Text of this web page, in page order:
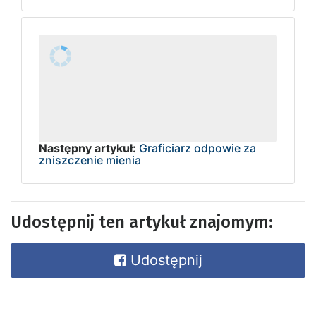
Następny artykuł: Graficiarz odpowie za
zniszczenie mienia
Udostępnij ten artykuł znajomym:
Udostępnij